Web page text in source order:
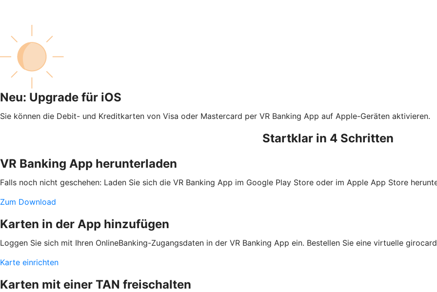
Neu: Upgrade für iOS
Sie können die Debit- und Kreditkarten von Visa oder Mastercard per VR Banking App auf Apple-Geräten aktivieren.
Startklar in 4 Schritten
VR Banking App herunterladen
Falls noch nicht geschehen: Laden Sie sich die VR Banking App im Google Play Store oder im Apple App Store
Zum Download
Karten in der App hinzufügen
Loggen Sie sich mit Ihren OnlineBanking-Zugangsdaten in der VR Banking App ein. Bestellen Sie eine virtuelle
Karte einrichten
Karten mit einer TAN freischalten